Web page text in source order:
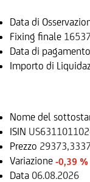
Data di
Fixing finale
Data di pagamento
Importo di
Nome del
ISIN
Prezzo
Variazione -0,39 %
Data 06.08.2026